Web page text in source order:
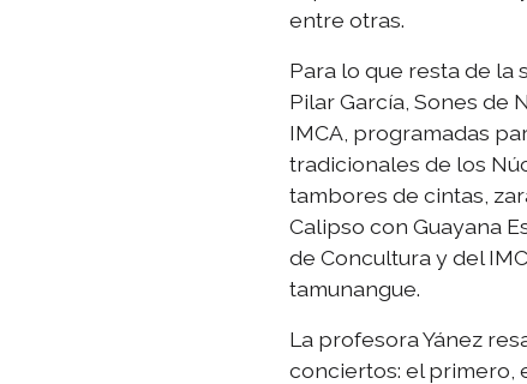
entre otras.
Para lo que resta de la
Pilar García, Sones de
IMCA, programadas
tradicionales de los
tambores de cintas,
Calipso con Guayana
de Concultura y del
tamunangue.
La profesora Yánez
conciertos: el primero,